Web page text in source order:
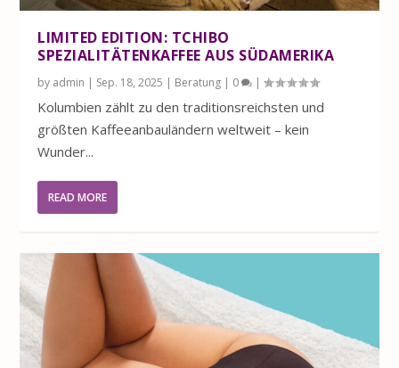
LIMITED EDITION: TCHIBO
SPEZIALITÄTENKAFFEE AUS SÜDAMERIKA
by admin | Sep. 18, 2025 | Beratung | 0 |
Kolumbien zählt zu den traditionsreichsten und
größten Kaffeeanbauländern weltweit – kein
Wunder...
READ MORE